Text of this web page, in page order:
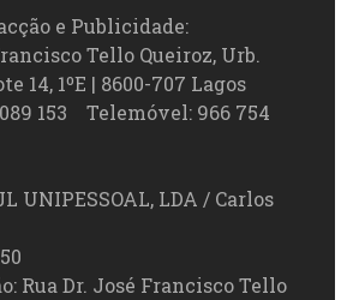
e Publicidade:
Tello Queiroz, Urb.
14, 1ºE | 8600-707 Lagos
153 Telemóvel: 966 754
UNIPESSOAL, LDA / Carlos
Rua Dr. José Francisco Tello